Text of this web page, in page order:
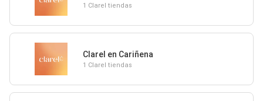
1 Clarel tiendas
Clarel en Cariñena
1 Clarel tiendas